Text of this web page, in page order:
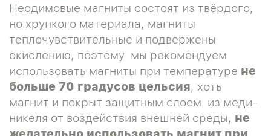
Неодимовые магниты состоят из твёрдого,
но хрупкого материала, магниты
теплочувствительные и подвержены
окислению, поэтому мы рекомендуем
использовать магниты при температуре не
больше 70 градусов цельсия, хоть
магнит и покрыт защитным слоем из меди-
никеля от воздействия внешней среды, не